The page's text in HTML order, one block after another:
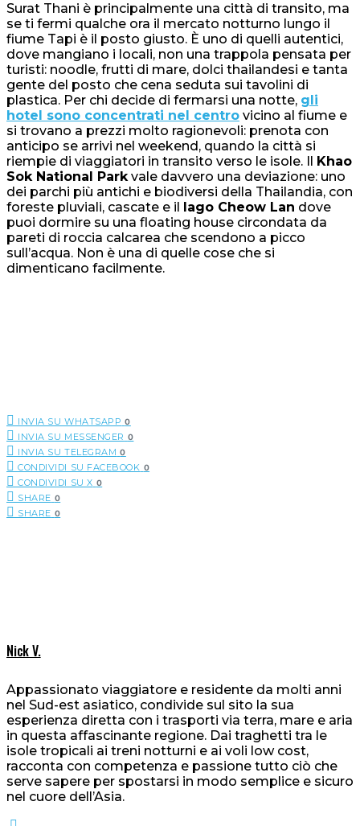
Surat Thani è principalmente una città di transito, ma
se ti fermi qualche ora il mercato notturno lungo il
fiume Tapi è il posto giusto. È uno di quelli autentici,
dove mangiano i locali, non una trappola pensata per
turisti: noodle, frutti di mare, dolci thailandesi e tanta
gente del posto che cena seduta sui tavolini di
plastica. Per chi decide di fermarsi una notte, gli
hotel sono concentrati nel centro vicino al fiume e
si trovano a prezzi molto ragionevoli: prenota con
anticipo se arrivi nel weekend, quando la città si
riempie di viaggiatori in transito verso le isole. Il Khao
Sok National Parkvale davvero una deviazione: uno
dei parchi più antichi e biodiversi della Thailandia, con
foreste pluviali, cascate e il lago Cheow Lan dove
puoi dormire su una floating house circondata da
pareti di roccia calcarea che scendono a picco
sull’acqua. Non è una di quelle cose che si
dimenticano facilmente.
INVIA SU WHATSAPP 0
INVIA SU MESSENGER 0
INVIA SU TELEGRAM 0
CONDIVIDI SU FACEBOOK 0
CONDIVIDI SU X 0
SHARE 0
SHARE 0
Nick V.
Appassionato viaggiatore e residente da molti anni
nel Sud-est asiatico, condivide sul sito la sua
esperienza diretta con i trasporti via terra, mare e aria
in questa affascinante regione. Dai traghetti tra le
isole tropicali ai treni notturni e ai voli low cost,
racconta con competenza e passione tutto ciò che
serve sapere per spostarsi in modo semplice e sicuro
nel cuore dell’Asia.